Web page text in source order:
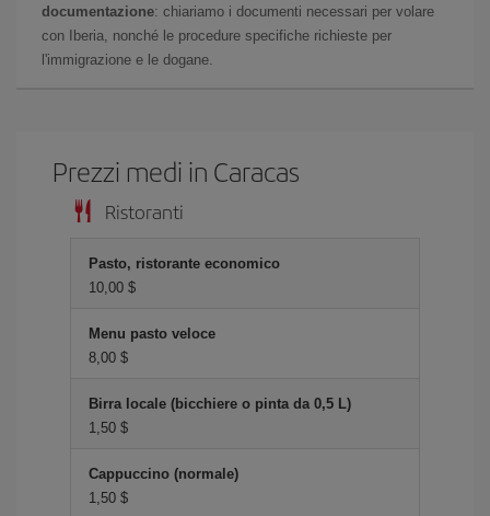
documentazione: chiariamo i documenti necessari per volare
con Iberia, nonché le procedure specifiche richieste per
l'immigrazione e le dogane.
Prezzi medi in Caracas
Ristoranti
Pasto, ristorante economico
10,00 $
Menu pasto veloce
8,00 $
Birra locale (bicchiere o pinta da 0,5 L)
1,50 $
Cappuccino (normale)
1,50 $